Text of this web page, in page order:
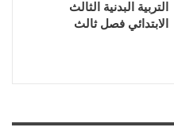
التربية البدنية الثالث
الابتدائي فصل ثالث